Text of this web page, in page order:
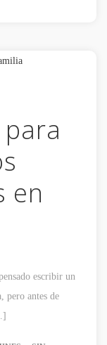
en
escribir un
pero antes de